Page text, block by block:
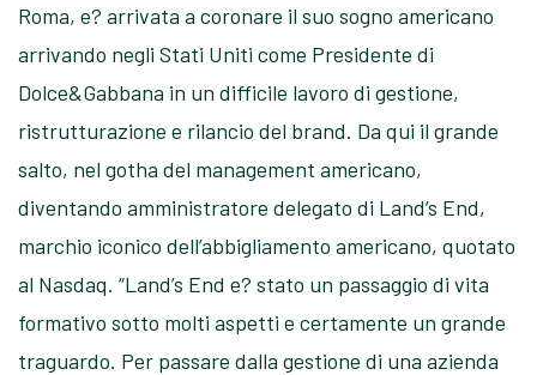
Roma, e? arrivata a coronare il suo sogno americano
arrivando negli Stati Uniti come Presidente di
Dolce&Gabbana in un difficile lavoro di gestione,
ristrutturazione e rilancio del brand. Da qui il grande
salto, nel gotha del management americano,
diventando amministratore delegato di Land’s End,
marchio iconico dell’abbigliamento americano, quotato
al Nasdaq. “Land’s End e? stato un passaggio di vita
formativo sotto molti aspetti e certamente un grande
traguardo. Per passare dalla gestione di una azienda